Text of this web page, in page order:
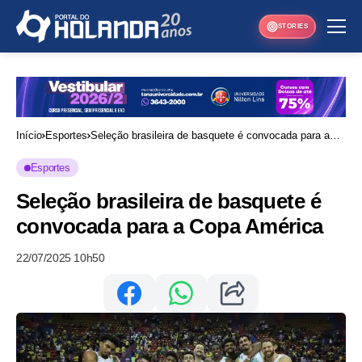
STORIES
Início Esportes Seleção brasileira de basquete é convocada para a
Esportes
Seleção brasileira de basquete é
convocada para a Copa América
22/07/2025 10h50